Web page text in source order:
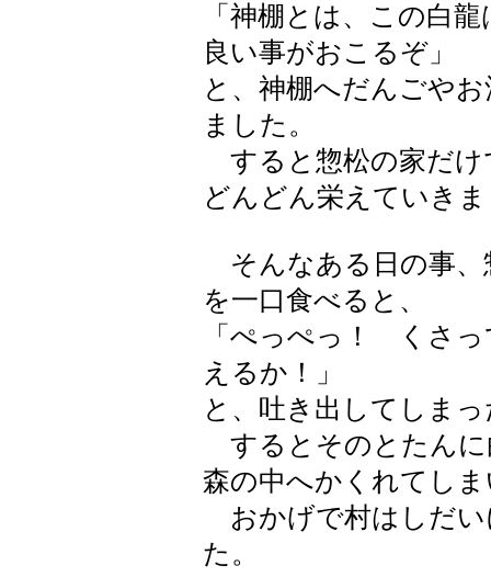
「神棚とは、この白
良い事がおこるぞ」
と、神棚へだんごや
ました。
すると惣松の家だけ
どんどん栄えていき
そんなある日の事、
を一口食べると、
「ぺっぺっ！ くさ
えるか！」
と、吐き出してしま
するとそのとたんに
森の中へかくれてし
おかげで村はしだい
た。